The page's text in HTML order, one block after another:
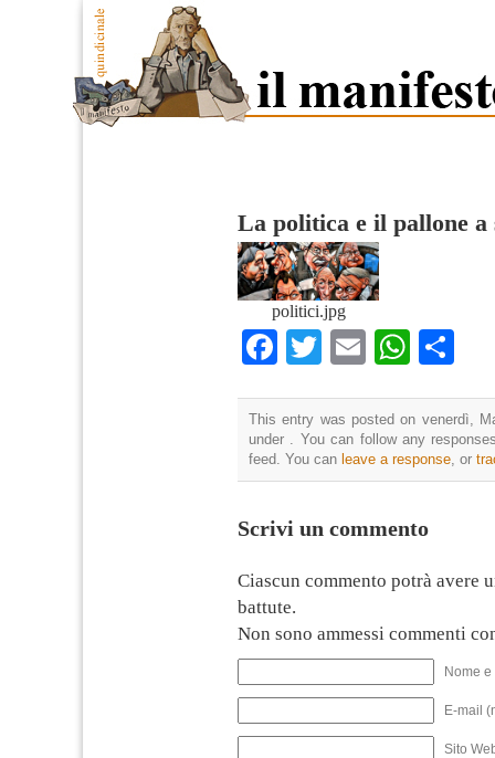
La politica e il pallone a
politici.jpg
Facebook
TwitterEmail
This entry was posted on venerdì,
under . You can follow any
feed. You can leave a response , or
Scrivi un commento
Ciascun commento potrà avere
battute.
Non sono ammessi commenti
Nome
E-mail
Sito